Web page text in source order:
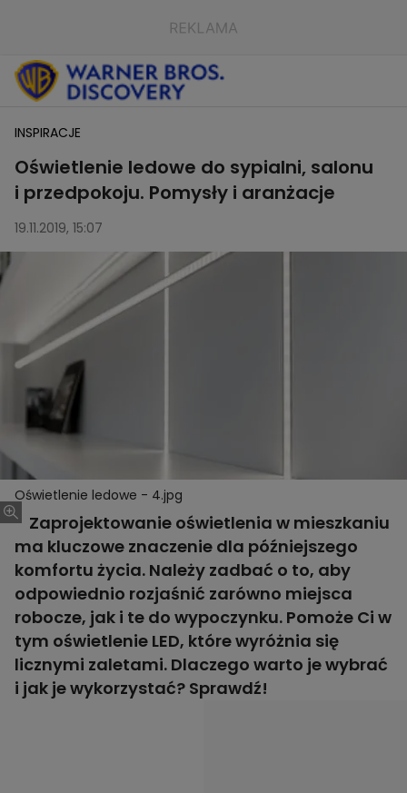
INSPIRACJE
Oświetlenie ledowe do sypialni, salonu
i przedpokoju. Pomysły i aranżacje
19.11.2019, 15:07
Oświetlenie ledowe - 4.jpg
Zaprojektowanie oświetlenia w mieszkaniu
ma kluczowe znaczenie dla późniejszego
komfortu życia. Należy zadbać o to, aby
odpowiednio rozjaśnić zarówno miejsca
robocze, jak i te do wypoczynku. Pomoże Ci w
tym oświetlenie LED, które wyróżnia się
licznymi zaletami. Dlaczego warto je wybrać
i jak je wykorzystać? Sprawdź!